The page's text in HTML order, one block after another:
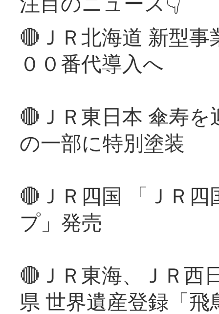
🔴ＪＲ北海道 新型
００番代導入へ
🔴ＪＲ東日本 傘寿
の一部に特別塗装
🔴ＪＲ四国 「ＪＲ
プ」発売
🔴ＪＲ東海、ＪＲ西
県 世界遺産登録「